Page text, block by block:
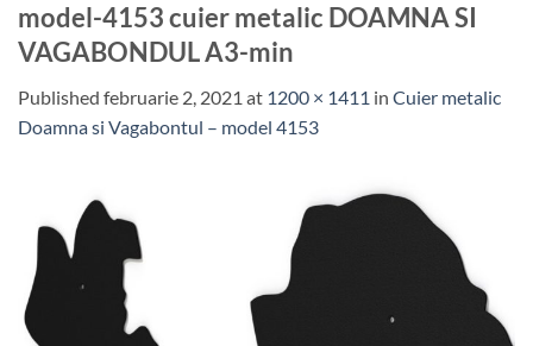
model-4153 cuier metalic DOAMNA SI
VAGABONDUL A3-min
Published februarie 2, 2021 at 1200 × 1411 in Cuier metalic
Doamna si Vagabontul – model 4153